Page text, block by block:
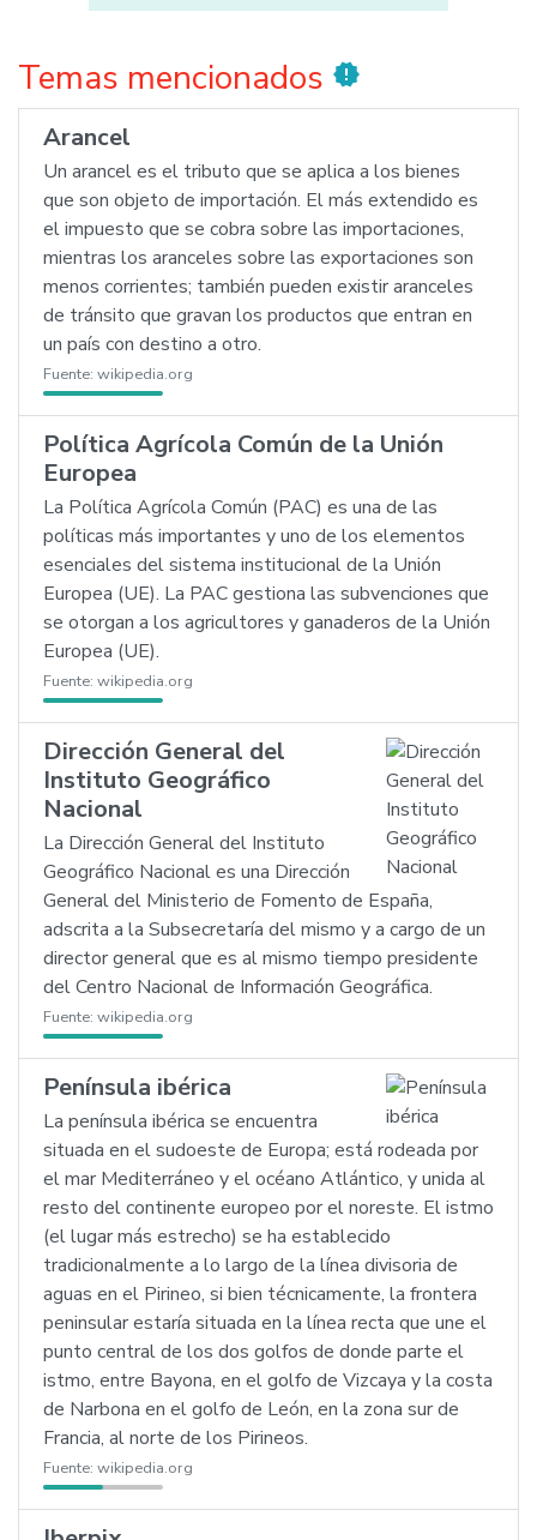
Temas mencionados new_releases
Arancel
Un arancel es el tributo que se aplica a los bienes
que son objeto de importación. El más extendido es
el impuesto que se cobra sobre las importaciones,
mientras los aranceles sobre las exportaciones son
menos corrientes; también pueden existir aranceles
de tránsito que gravan los productos que entran en
un país con destino a otro.
Fuente: wikipedia.org
Política Agrícola Común de la Unión
Europea
La Política Agrícola Común (PAC) es una de las
políticas más importantes y uno de los elementos
esenciales del sistema institucional de la Unión
Europea (UE). La PAC gestiona las subvenciones que
se otorgan a los agricultores y ganaderos de la Unión
Europea (UE).
Fuente: wikipedia.org
Dirección General del
Instituto Geográfico
Nacional
La Dirección General del Instituto
Geográfico Nacional es una Dirección
General del Ministerio de Fomento de España,
adscrita a la Subsecretaría del mismo y a cargo de un
director general que es al mismo tiempo presidente
del Centro Nacional de Información Geográfica.
Fuente: wikipedia.org
Península ibérica
La península ibérica se encuentra
situada en el sudoeste de Europa; está rodeada por
el mar Mediterráneo y el océano Atlántico, y unida al
resto del continente europeo por el noreste. El istmo
(el lugar más estrecho) se ha establecido
tradicionalmente a lo largo de la línea divisoria de
aguas en el Pirineo, si bien técnicamente, la frontera
peninsular estaría situada en la línea recta que une el
punto central de los dos golfos de donde parte el
istmo, entre Bayona, en el golfo de Vizcaya y la costa
de Narbona en el golfo de León, en la zona sur de
Francia, al norte de los Pirineos.
Fuente: wikipedia.org